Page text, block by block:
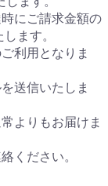
にご請求金額の
ます。
利用となりま
送信いたしま
よりもお届けま
ください。